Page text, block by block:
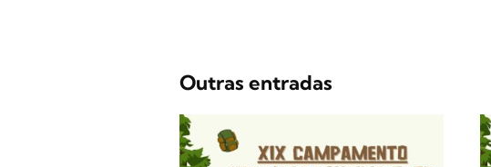
Outras entradas